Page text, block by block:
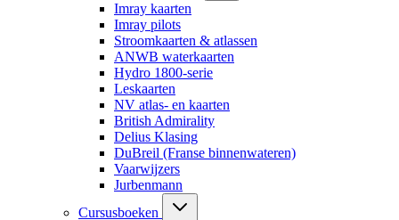
Imray kaarten
Imray pilots
Stroomkaarten & atlassen
ANWB waterkaarten
Hydro 1800-serie
Leskaarten
NV atlas- en kaarten
British Admirality
Delius Klasing
DuBreil (Franse binnenwateren)
Vaarwijzers
Jurbenmann
Cursusboeken